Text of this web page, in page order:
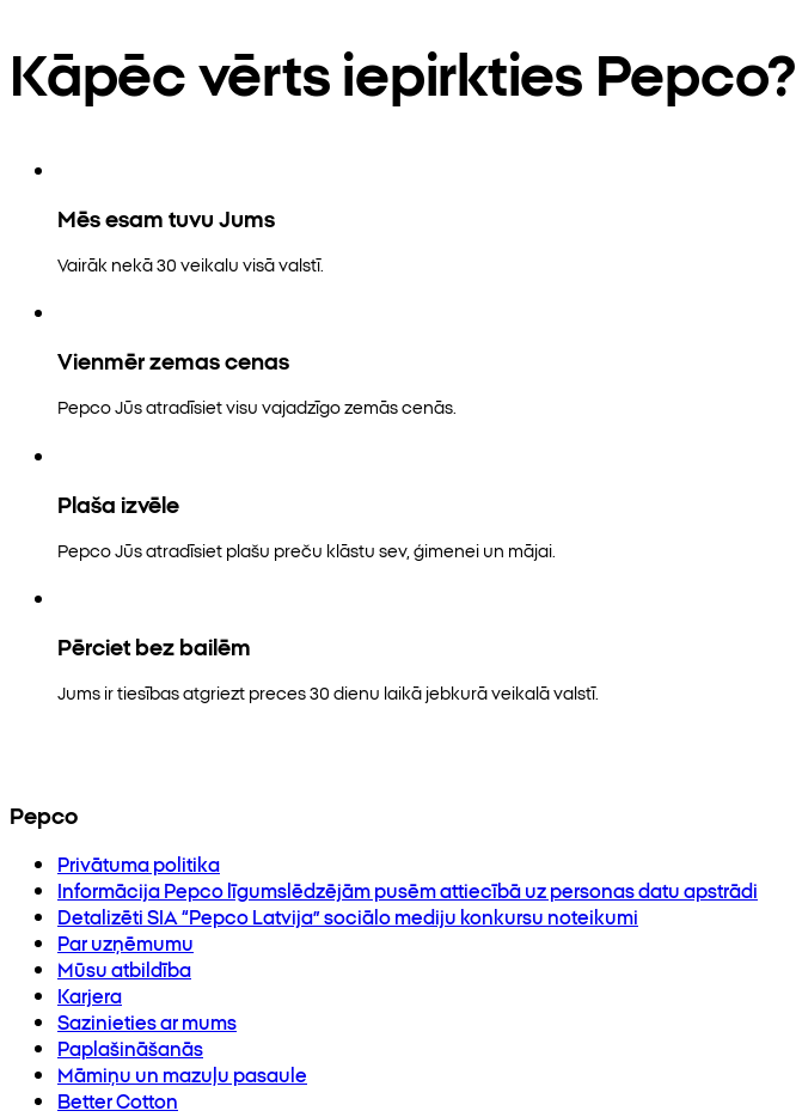
Kāpēc vērts iepirkties Pepco?
Mēs esam tuvu Jums
Vairāk nekā 30 veikalu visā valstī.
Vienmēr zemas cenas
Pepco Jūs atradīsiet visu vajadzīgo zemās cenās.
Plaša izvēle
Pepco Jūs atradīsiet plašu preču klāstu sev, ģimenei un mājai.
Pērciet bez bailēm
Jums ir tiesības atgriezt preces 30 dienu laikā jebkurā veikalā valstī.
Pepco
Privātuma politika
Informācija Pepco līgumslēdzējām pusēm attiecībā uz personas datu apstrādi
Detalizēti SIA “Pepco Latvija” sociālo mediju konkursu noteikumi
Par uzņēmumu
Mūsu atbildība
Karjera
Sazinieties ar mums
Paplašināšanās
Māmiņu un mazuļu pasaule
Better Cotton